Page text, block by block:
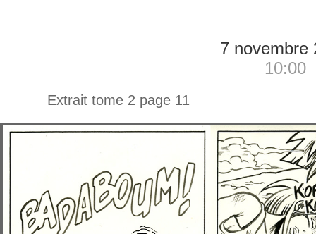
7 novembre
10:00
Extrait tome 2 page 11